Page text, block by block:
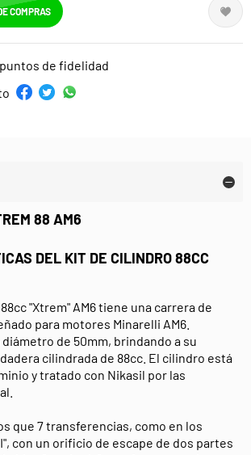
COMPRAS
de fidelidad
88 AM6
DEL KIT DE CILINDRO 88CC
"Xtrem" AM6 tiene una carrera de
para motores Minarelli AM6.
de 50mm, brindando a su
cilindrada de 88cc. El cilindro está
y tratado con Nikasil por las
que 7 transferencias, como en los
con un orificio de escape de dos partes